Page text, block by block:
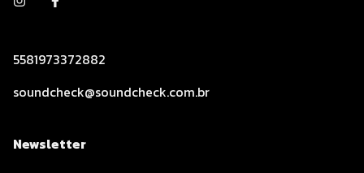
5581973372882
soundcheck@soundcheck.com.br
Newsletter